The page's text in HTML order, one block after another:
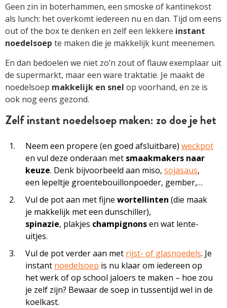
Geen zin in boterhammen, een smoske of kantinekost
als lunch: het overkomt iedereen nu en dan. Tijd om eens
out of the box te denken en zelf een lekkere instant
noedelsoep te maken die je makkelijk kunt meenemen.
En dan bedoelen we niet zo’n zout of flauw exemplaar uit
de supermarkt, maar een ware traktatie. Je maakt de
noedelsoep makkelijk en snel op voorhand, en ze is
ook nog eens gezond.
Zelf instant noedelsoep maken: zo doe je het
Neem een propere (en goed afsluitbare) weckpot
en vul deze onderaan met smaakmakers naar
keuze. Denk bijvoorbeeld aan miso, sojasaus,
een lepeltje groentebouillonpoeder, gember,…
Vul de pot aan met fijne wortellinten (die maak
je makkelijk met een dunschiller),
spinazie, plakjes champignonsen wat lente-
uitjes.
Vul de pot verder aan met rijst- of glasnoedels. Je
instant noedelsoep is nu klaar om iedereen op
het werk of op school jaloers te maken – hoe zou
je zelf zijn? Bewaar de soep in tussentijd wel in de
koelkast.